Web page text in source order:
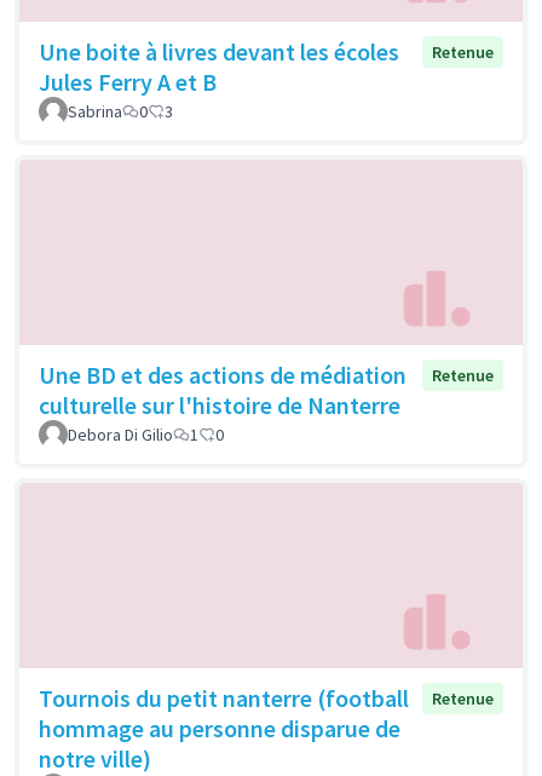
Une boite à livres devant les écoles
Jules Ferry A et B
Retenue
Sabrina 0 3
Une BD et des actions de médiation
culturelle sur l'histoire de Nanterre
Retenue
Debora Di Gilio 1 0
Tournois du petit nanterre (football
hommage au personne disparue de
notre ville)
Retenue